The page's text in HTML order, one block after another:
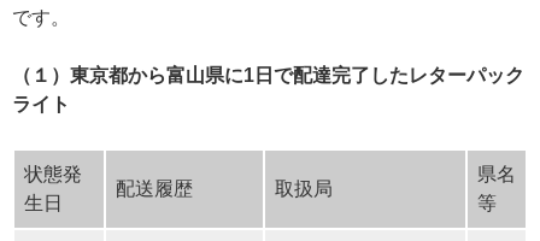
です。
（１）東京都から富山県に1日で配達完了したレターパック
ライト
状態発
生日
配送履歴 取扱局
県名
等